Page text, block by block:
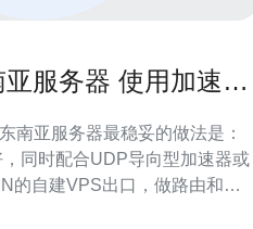
服务器 使用加速器
南亚服务器最稳妥的做法是：
同时配合UDP导向型加速器或
的自建VPS出口，做路由和